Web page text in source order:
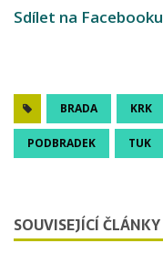
Sdílet na Facebooku
BRADA KRK
PODBRADEK TUK
SOUVISEJÍCÍ ČLÁNKY